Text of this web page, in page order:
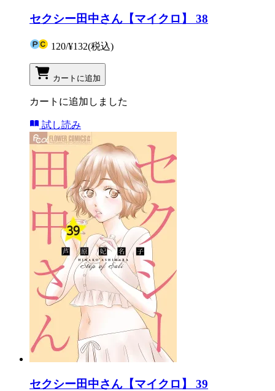
セクシー田中さん【マイクロ】 38
120/¥132(税込)
カートに追加
カートに追加しました
試し読み
セクシー田中さん【マイクロ】 39